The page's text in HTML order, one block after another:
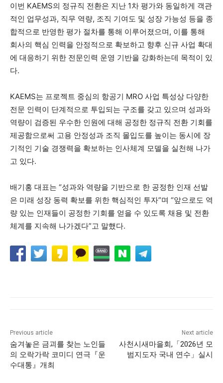
이번 KAEMS의 정규직 전환은 지난 1차 평가와 동일하게 객관
적인 업무성과, 직무 역량, 조직 기여도 및 성장 가능성 등을 종
합적으로 반영한 평가 절차를 통해 이루어졌으며, 이를 통해
회사의 핵심 인력을 안정적으로 확보하고 향후 신규 사업 확대
에 대응하기 위한 전문인력 운영 기반을 강화하는데 목적이 있
다.
KAEMS는 프로젝트 중심의 항공기 MRO 사업 특성상 다양한
전문 인력이 단계적으로 투입되는 구조를 갖고 있으며 성과와
역량이 검증된 우수한 인원에 대해 공정한 정규직 전환 기회를
제공함으로써 고용 안정성과 조직 몰입도를 높이는 동시에 장
기적인 기술 경쟁력을 확보하는 인사체계 모델을 실천해 나가
고 있다.
배기홍 대표는 “성과와 역량을 기반으로 한 공정한 인재 선발
은 미래 성장 동력 확보를 위한 핵심적인 투자”며 “앞으로도 역
량 있는 인재들이 공정한 기회를 얻을 수 있도록 채용 및 전환
체계를 지속해 나가겠다”고 말했다.
Previous article
숨겨놓은 금괴를 찾는 노인들
의 오락가락 코미디 연극『운
수대통』개최
Next article
사천시새마을회,「2026년 모
범지도자 국내 연수」실시